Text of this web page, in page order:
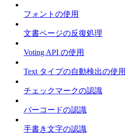
フォントの使用
文書ページの反復処理
Voting API の使用
Text タイプの自動検出の使用
チェックマークの認識
バーコードの認識
手書き文字の認識